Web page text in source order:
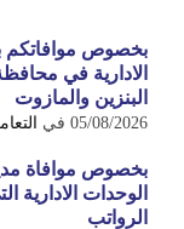
بخصوص موافاتكم
الادارية في
البنزين والمازوت
05/08/2026 في
بخصوص موافاة
الوحدات الادارية
الرواتب